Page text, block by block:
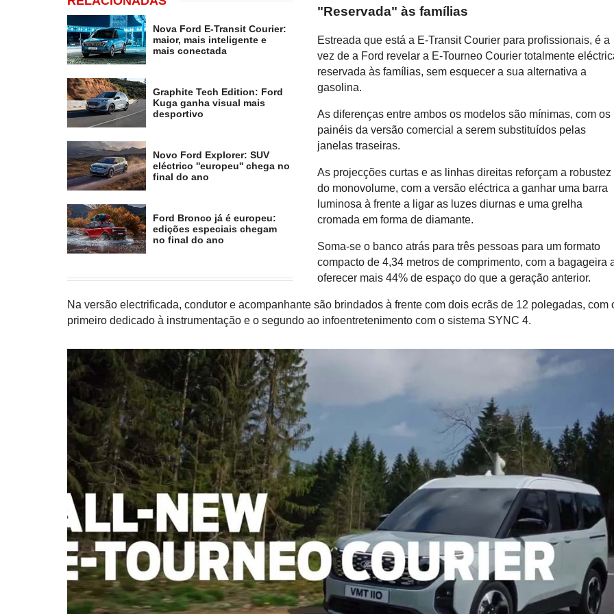
Nova Ford E-Transit Courier:
maior, mais inteligente e
mais conectada
Graphite Tech Edition: Ford
Kuga ganha visual mais
desportivo
Novo Ford Explorer: SUV
eléctrico ''europeu'' chega no
final do ano
Ford Bronco já é europeu:
edições especiais chegam
no final do ano
"Reservada" às famílias
Estreada que está a E-Transit Courier para profissionais, é a
vez de a Ford revelar a E-Tourneo Courier totalmente
reservada às famílias, sem esquecer a sua alternativa a
gasolina.
As diferenças entre ambos os modelos são mínimas, com os
painéis da versão comercial a serem substituídos pelas
janelas traseiras.
As projecções curtas e as linhas direitas reforçam a robustez
do monovolume, com a versão eléctrica a ganhar uma barra
luminosa à frente a ligar as luzes diurnas e uma grelha
cromada em forma de diamante.
Soma-se o banco atrás para três pessoas para um formato
compacto de 4,34 metros de comprimento, com a bagageira
oferecer mais 44% de espaço do que a geração anterior.
Na versão electrificada, condutor e acompanhante são brindados à frente com dois ecrãs de 12 polegadas, com
primeiro dedicado à instrumentação e o segundo ao infoentretenimento com o sistema SYNC 4.